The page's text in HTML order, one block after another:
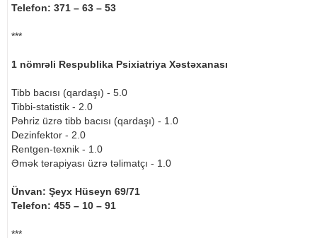
Telefon: 371 – 63 – 53
***
1 nömrəli Respublika Psixiatriya Xəstəxanası
Tibb bacısı (qardaşı) - 5.0
Tibbi-statistik - 2.0
Pəhriz üzrə tibb bacısı (qardaşı) - 1.0
Dezinfektor - 2.0
Rentgen-texnik - 1.0
Əmək terapiyası üzrə təlimatçı - 1.0
Ünvan: Şeyx Hüseyn 69/71
Telefon: 455 – 10 – 91
***